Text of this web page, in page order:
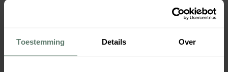
Toestemming Details Over